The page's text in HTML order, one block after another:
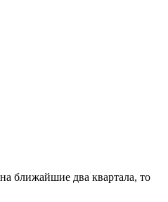
ближайшие два квартала, то